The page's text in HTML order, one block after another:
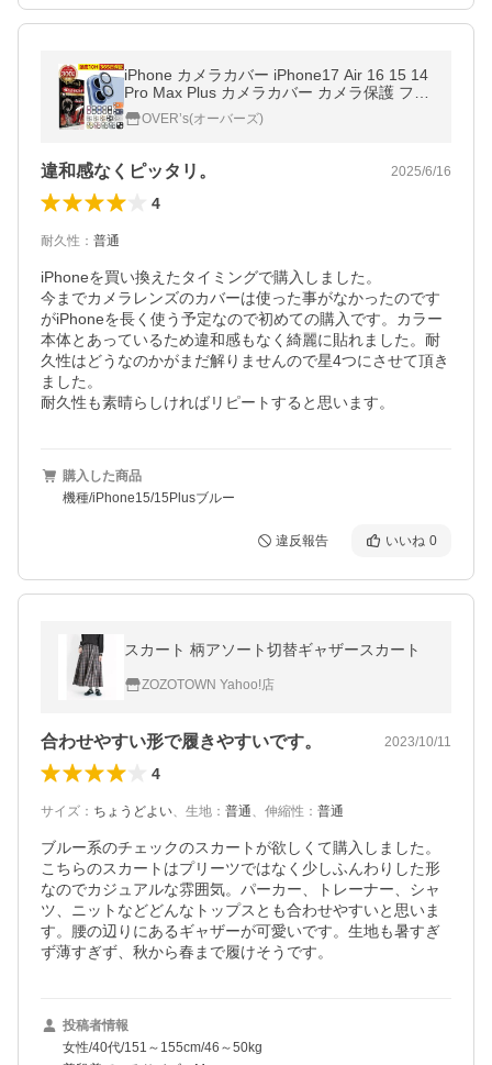
iPhone カメラカバー iPhone17 Air 16 15 14
Pro Max Plus カメラカバー カメラ保護 フィ
ルム 全面保護 10H ガラスザムライ アイフォ
ン 保護フィルム OVER`s
OVER’s(オーバーズ)
違和感なくピッタリ。 2025/6/16
4
耐久性 ： 普通
iPhoneを買い換えたタイミングで購入しました。
今までカメラレンズのカバーは使った事がなかったのです
がiPhoneを長く使う予定なので初めての購入です。カラー
本体とあっているため違和感もなく綺麗に貼れました。耐
久性はどうなのかがまだ解りませんので星4つにさせて頂き
ました。
耐久性も素晴らしければリピートすると思います。
購入した商品
機種/iPhone15/15Plusブルー
違反報告 いいね 0
スカート 柄アソート切替ギャザースカート
ZOZOTOWN Yahoo!店
合わせやすい形で履きやすいです。 2023/10/11
4
サイズ ： ちょうどよい、 生地 ： 普通、 伸縮性 ： 普通
ブルー系のチェックのスカートが欲しくて購入しました。
こちらのスカートはプリーツではなく少しふんわりした形
なのでカジュアルな雰囲気。パーカー、トレーナー、シャ
ツ、ニットなどどんなトップスとも合わせやすいと思いま
す。腰の辺りにあるギャザーが可愛いです。生地も暑すぎ
ず薄すぎず、秋から春まで履けそうです。
投稿者情報
女性/40代/151～155cm/46～50kg